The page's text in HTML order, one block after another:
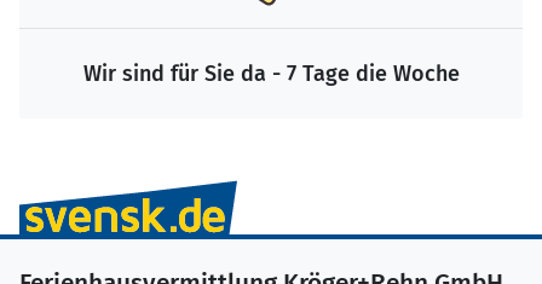
Wir sind für Sie da - 7 Tage die Woche